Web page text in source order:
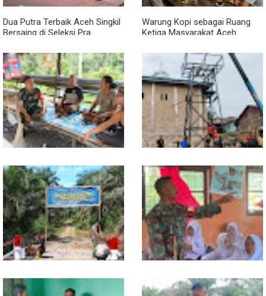
Dua Putra Terbaik Aceh Singkil
Bersaing di Seleksi Pra
Warung Kopi sebagai Ruang
Ketiga Masyarakat Aceh
Lewat Komsos di Warung
Kopi, Babinsa Bangun Sinergi
dan Kekompakan Warga
Progres TNI AD Manunggal Air
Dikebut, Babinsa dan Warga
Dirikan Tower Polytank di
Belegen Mulia